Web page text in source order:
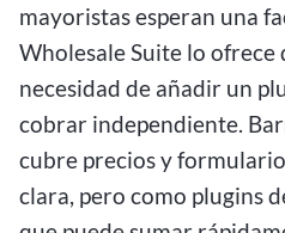
mayoristas esperan una
Wholesale Suite lo ofrece
necesidad de añadir un
cobrar independiente.
cubre precios y
clara, pero como plugins